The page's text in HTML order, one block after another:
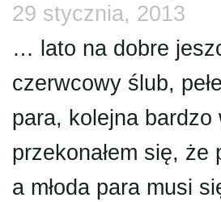
29 stycznia, 2013
… lato na dobre
czerwcowy ślub,
para, kolejna
przekonałem się,
a młoda para musi